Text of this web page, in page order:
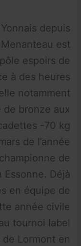
depuis
est
espoirs de
à des heures
notamment
bronze aux
-70 kg
de l’année
de
Déjà
en équipe de
année civile
tournoi label
Lormont en